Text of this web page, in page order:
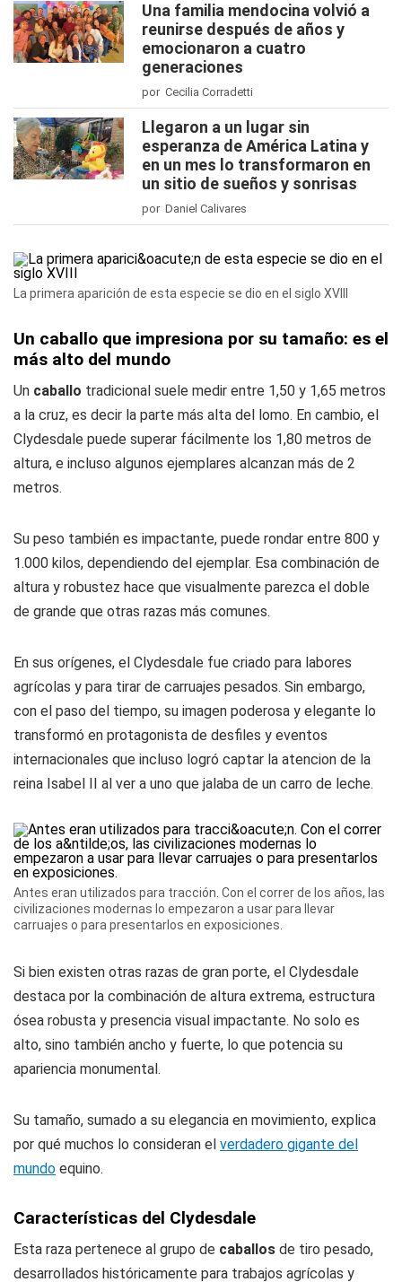
Una familia mendocina volvió a
reunirse después de años y
emocionaron a cuatro
generaciones
por Cecilia Corradetti
Llegaron a un lugar sin
esperanza de América Latina y
en un mes lo transformaron en
un sitio de sueños y sonrisas
por Daniel Calivares
La primera aparición de esta especie se dio en el siglo XVIII
Un caballo que impresiona por su tamaño: es el
más alto del mundo
Un caballo tradicional suele medir entre 1,50 y 1,65 metros
a la cruz, es decir la parte más alta del lomo. En cambio, el
Clydesdale puede superar fácilmente los 1,80 metros de
altura, e incluso algunos ejemplares alcanzan más de 2
metros.
Su peso también es impactante, puede rondar entre 800 y
1.000 kilos, dependiendo del ejemplar. Esa combinación de
altura y robustez hace que visualmente parezca el doble
de grande que otras razas más comunes.
En sus orígenes, el Clydesdale fue criado para labores
agrícolas y para tirar de carruajes pesados. Sin embargo,
con el paso del tiempo, su imagen poderosa y elegante lo
transformó en protagonista de desfiles y eventos
internacionales que incluso logró captar la atencion de la
reina Isabel II al ver a uno que jalaba de un carro de leche.
Antes eran utilizados para tracción. Con el correr de los años, las
civilizaciones modernas lo empezaron a usar para llevar
carruajes o para presentarlos en exposiciones.
Si bien existen otras razas de gran porte, el Clydesdale
destaca por la combinación de altura extrema, estructura
ósea robusta y presencia visual impactante. No solo es
alto, sino también ancho y fuerte, lo que potencia su
apariencia monumental.
Su tamaño, sumado a su elegancia en movimiento, explica
por qué muchos lo consideran el verdadero gigante del
mundo equino.
Características del Clydesdale
Esta raza pertenece al grupo de caballos de tiro pesado,
desarrollados históricamente para trabajos agrícolas y